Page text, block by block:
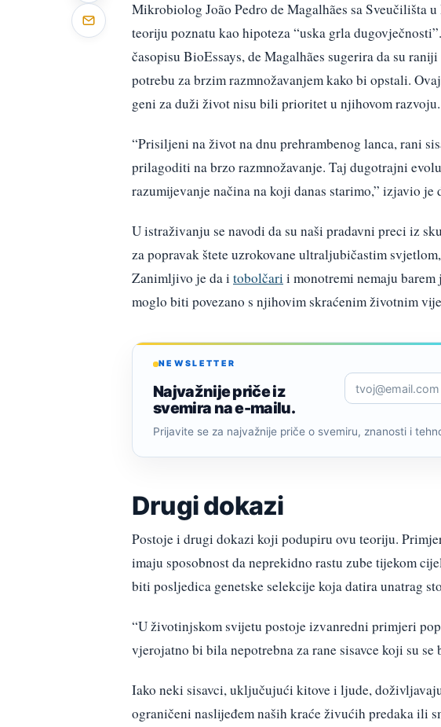
Mikrobiolog João Pedro de Magalhães sa Sveučilišta
teoriju poznatu kao hipoteza “uska grla dugovječnosti”.
časopisu BioEssays, de Magalhães sugerira da su
potrebu za brzim razmnožavanjem kako bi opstali.
geni za duži život nisu bili prioritet u njihovom razvoju.
“Prisiljeni na život na dnu prehrambenog lanca, rani
prilagoditi na brzo razmnožavanje. Taj dugotrajni
razumijevanje načina na koji danas starimo,” izjavio je
U istraživanju se navodi da su naši pradavni preci iz
za popravak štete uzrokovane ultraljubičastim
Zanimljivo je da i tobolčari i monotremi nemaju
moglo biti povezano s njihovim skraćenim životnim
NEWSLETTER
Najvažnije priče iz
svemira na e-mailu.
Prijavite se za najvažnije priče o svemiru, znanosti i
Drugi dokazi
Postoje i drugi dokazi koji podupiru ovu teoriju.
imaju sposobnost da neprekidno rastu zube tijekom
biti posljedica genetske selekcije koja datira unatrag
“U životinjskom svijetu postoje izvanredni primjeri
vjerojatno bi bila nepotrebna za rane sisavce koji su
Iako neki sisavci, uključujući kitove i ljude,
ograničeni naslijeđem naših kraće živućih predaka ili